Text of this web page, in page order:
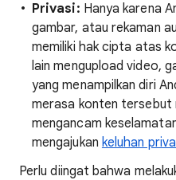
Privasi: Hanya karena
gambar, atau rekaman
memiliki hak cipta atas
lain mengupload video,
yang menampilkan diri
merasa konten tersebut
mengancam
mengajukan keluhan
Perlu diingat bahwa